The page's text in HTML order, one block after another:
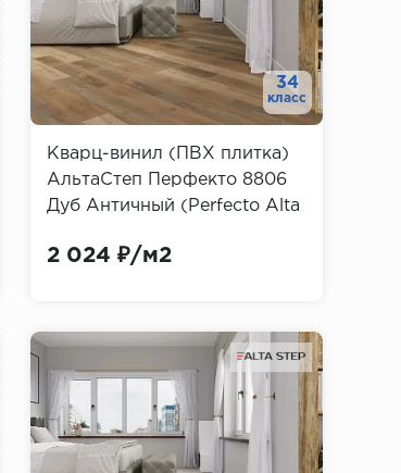
34
класс
Кварц-винил (ПВХ плитка)
АльтаСтеп Перфекто 8806
Дуб Античный (Perfecto Alta
2 024 ₽/м2